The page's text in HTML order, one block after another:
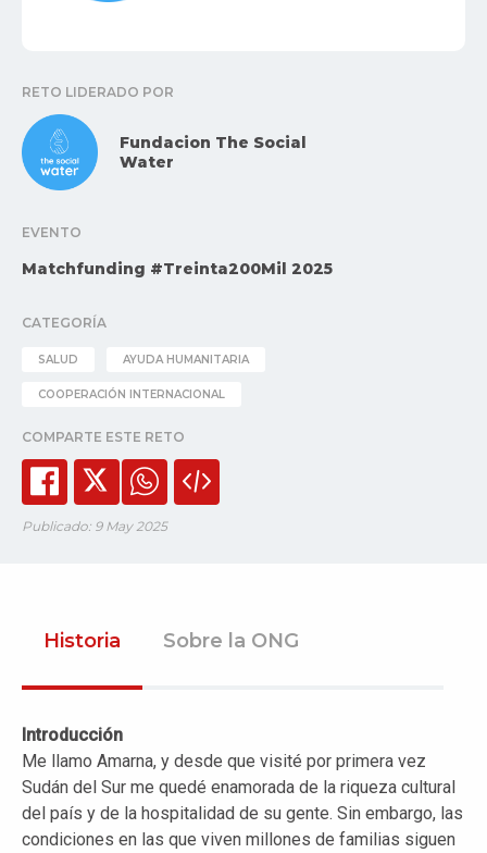
RETO LIDERADO POR
Fundacion The Social
Water
EVENTO
Matchfunding #Treinta200Mil 2025
CATEGORÍA
SALUD AYUDA HUMANITARIA
COOPERACIÓN INTERNACIONAL
COMPARTE ESTE RETO
Publicado: 9 May 2025
Historia Sobre la ONG
Introducción
Me llamo Amarna, y desde que visité por primera vez
Sudán del Sur me quedé enamorada de la riqueza cultural
del país y de la hospitalidad de su gente. Sin embargo, las
condiciones en las que viven millones de familias siguen